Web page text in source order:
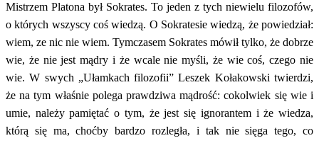
Mistrzem Platona był Sokrates. To jeden z tych niewielu filozofów,
o których wszyscy coś wiedzą. O Sokratesie wiedzą, że powiedział:
wiem, ze nic nie wiem. Tymczasem Sokrates mówił tylko, że dobrze
wie, że nie jest mądry i że wcale nie myśli, że wie coś, czego nie
wie. W swych „Ułamkach filozofii” Leszek Kołakowski twierdzi,
że na tym właśnie polega prawdziwa mądrość: cokolwiek się wie i
umie, należy pamiętać o tym, że jest się ignorantem i że wiedza,
którą się ma, choćby bardzo rozległa, i tak nie sięga tego, co